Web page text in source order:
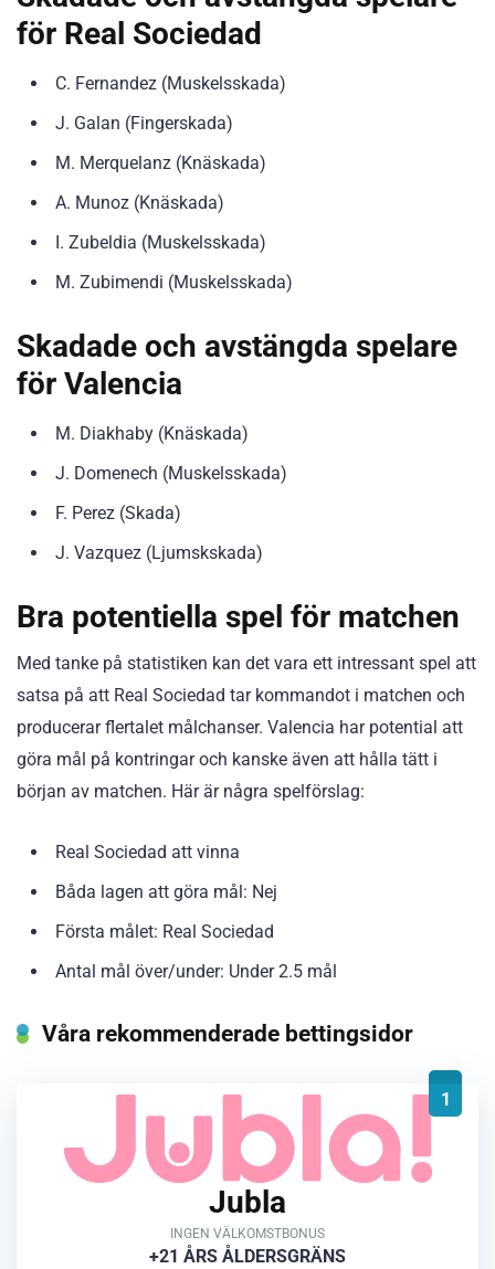
för Real Sociedad
C. Fernandez (Muskelsskada)
J. Galan (Fingerskada)
M. Merquelanz (Knäskada)
A. Munoz (Knäskada)
I. Zubeldia (Muskelsskada)
M. Zubimendi (Muskelsskada)
Skadade och avstängda spelare
för Valencia
M. Diakhaby (Knäskada)
J. Domenech (Muskelsskada)
F. Perez (Skada)
J. Vazquez (Ljumskskada)
Bra potentiella spel för matchen
Med tanke på statistiken kan det vara ett intressant spel att
satsa på att Real Sociedad tar kommandot i matchen och
producerar flertalet målchanser. Valencia har potential att
göra mål på kontringar och kanske även att hålla tätt i
början av matchen. Här är några spelförslag:
Real Sociedad att vinna
Båda lagen att göra mål: Nej
Första målet: Real Sociedad
Antal mål över/under: Under 2.5 mål
Våra rekommenderade bettingsidor
1
Jubla
INGEN VÄLKOMSTBONUS
+21 ÅRS ÅLDERSGRÄNS